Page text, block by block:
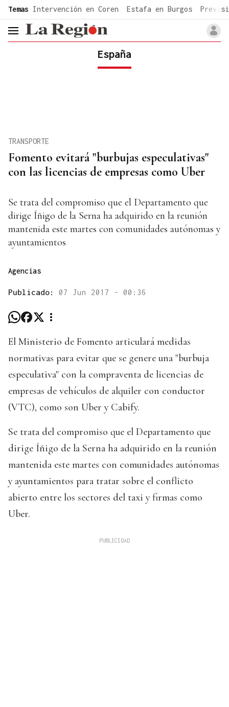
common.go-to-content
Temas Intervención en Coren Estafa en Burgos
header.menu.open
España
Fomento evitará "burbujas especulativas"
con las licencias de empresas como Uber
TRANSPORTE
Se trata del compromiso que el Departamento que
dirige Íñigo de la Serna ha adquirido en la reunión
mantenida este martes con comunidades autónomas y
ayuntamientos
Agencias
Publicado: 07 Jun 2017 - 00:36
El Ministerio de Fomento articulará medidas
normativas para evitar que se genere una "burbuja
especulativa" con la compraventa de licencias de
empresas de vehículos de alquiler con conductor
(VTC), como son Uber y Cabify.
Se trata del compromiso que el Departamento que
dirige Íñigo de la Serna ha adquirido en la reunión
mantenida este martes con comunidades autónomas
y ayuntamientos para tratar sobre el conflicto
abierto entre los sectores del taxi y firmas como
Uber.